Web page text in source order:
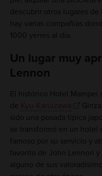
descubrir otros lugares
hay varias compañías
1000 yenes al día.
Un lugar muy
Lennon
El histórico Hotel Mampei
de Kyu-Karuizawa
sido una posada típica
se transformó en un hotel
famoso por su servicio y
favorito de John Lennon y
alguno de sus